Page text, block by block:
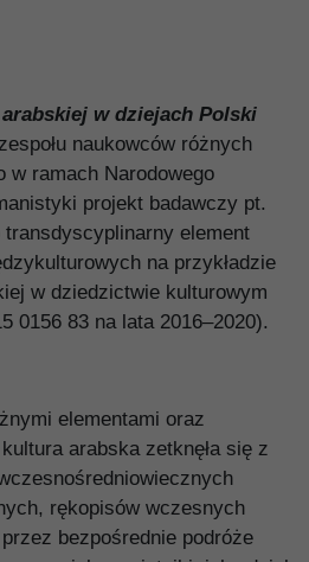
w dziejach Polski
naukowców różnych
w ramach Narodowego
projekt badawczy pt.
element
na przykładzie
w dziedzictwie kulturowym
0156 83 na lata 2016–2020).
elementami oraz
arabska zetknęła się z
rękopisów wczesnych
bezpośrednie podróże